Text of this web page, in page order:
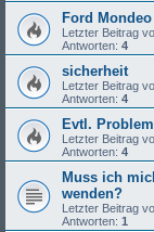
Ford
Letzter Beitrag
Antworten: 4
sicherheit
Letzter Beitrag
Antworten: 4
Evtl.
Letzter Beitrag
Antworten: 4
Muss ich
wenden?
Letzter Beitrag
Antworten: 1